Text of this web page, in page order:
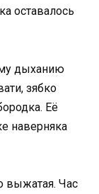
оставалось
дыханию
зябко
Её
наверняка
выжатая. Час